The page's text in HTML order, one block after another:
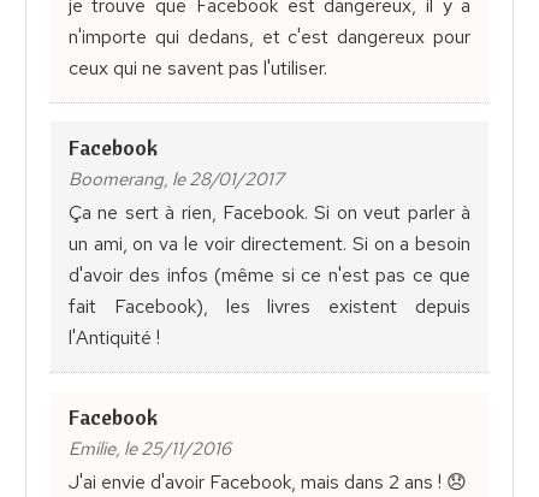
n'importe qui dedans, et c'est dangereux pour
ceux qui ne savent pas l'utiliser.
Facebook
Boomerang, le 28/01/2017
Ça ne sert à rien, Facebook. Si on veut parler à
un ami, on va le voir directement. Si on a besoin
d'avoir des infos (même si ce n'est pas ce que
fait Facebook), les livres existent depuis
l'Antiquité !
Facebook
Emilie, le 25/11/2016
J'ai envie d'avoir Facebook, mais dans 2 ans ! 😞